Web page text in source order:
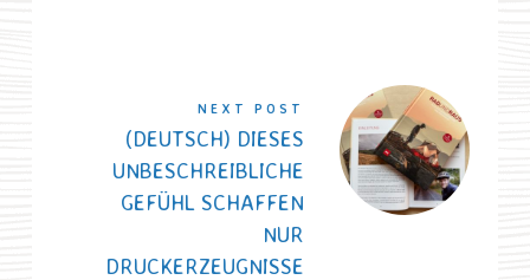
NEXT POST
(DEUTSCH) DIESES
UNBESCHREIBLICHE
GEFÜHL SCHAFFEN
NUR
DRUCKERZEUGNISSE